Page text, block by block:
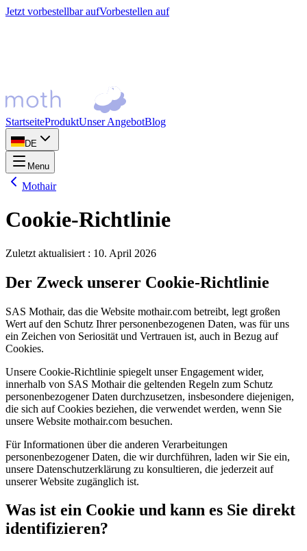
Jetzt vorbestellbar aufVorbestellen auf
StartseiteProduktUnser AngebotBlog
DE
Menu
Mothair
Cookie-Richtlinie
Zuletzt aktualisiert : 10. April 2026
Der Zweck unserer Cookie-Richtlinie
SAS Mothair, das die Website mothair.com betreibt, legt großen
Wert auf den Schutz Ihrer personenbezogenen Daten, was für uns
ein Zeichen von Seriosität und Vertrauen ist, auch in Bezug auf
Cookies.
Unsere Cookie-Richtlinie spiegelt unser Engagement wider,
innerhalb von SAS Mothair die geltenden Regeln zum Schutz
personenbezogener Daten durchzusetzen, insbesondere diejenigen,
die sich auf Cookies beziehen, die verwendet werden, wenn Sie
unsere Website mothair.com besuchen.
Für Informationen über die anderen Verarbeitungen
personenbezogener Daten, die wir durchführen, laden wir Sie ein,
unsere Datenschutzerklärung zu konsultieren, die jederzeit auf
unserer Website zugänglich ist.
Was ist ein Cookie und kann es Sie direkt
identifizieren?